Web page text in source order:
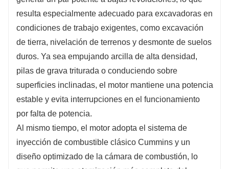
resulta especialmente adecuado para excavadoras en
condiciones de trabajo exigentes, como excavación
de tierra, nivelación de terrenos y desmonte de suelos
duros. Ya sea empujando arcilla de alta densidad,
pilas de grava triturada o conduciendo sobre
superficies inclinadas, el motor mantiene una potencia
estable y evita interrupciones en el funcionamiento
por falta de potencia.
Al mismo tiempo, el motor adopta el sistema de
inyección de combustible clásico Cummins y un
diseño optimizado de la cámara de combustión, lo